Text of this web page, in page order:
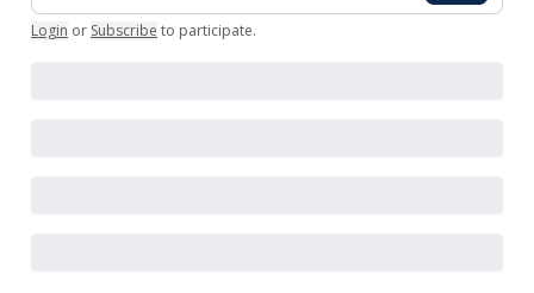
Login or Subscribe to participate.